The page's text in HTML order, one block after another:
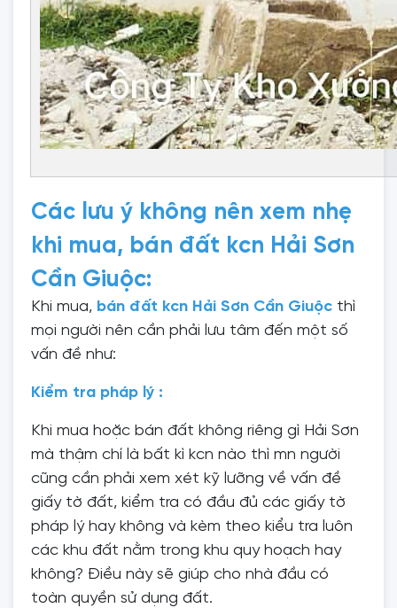
Các lưu ý không nên xem nhẹ
khi mua, bán đất kcn Hải Sơn
Cần Giuộc:
Khi mua, bán đất kcn Hải Sơn Cần Giuộc thì
mọi người nên cần phải lưu tâm đến một số
vấn đề như:
Kiểm tra pháp lý :
Khi mua hoặc bán đất không riêng gì Hải Sơn
mà thậm chí là bất kì kcn nào thì mn người
cũng cần phải xem xét kỹ lưỡng về vấn đề
giấy tờ đất, kiểm tra có đầu đủ các giấy tờ
pháp lý hay không và kèm theo kiểu tra luôn
các khu đất nằm trong khu quy hoạch hay
không? Điều này sẽ giúp cho nhà đầu có
toàn quyền sử dụng đất.